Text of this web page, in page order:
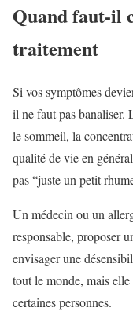
Quand faut-il
traitement
Si vos symptômes
il ne faut pas banaliser.
le sommeil, la
qualité de vie en
pas “juste un petit
Un médecin ou un
responsable, proposer
envisager une
tout le monde, mais
certaines personnes.